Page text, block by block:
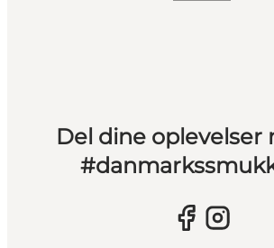
Del dine oplevelser